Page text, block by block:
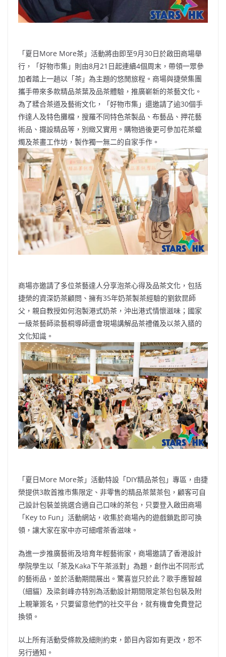
「夏日More More茶」活動將由即至9月30日於啟田商場舉
行，「好物市集」則由8月21日起連續4個周末，帶領一眾參
加者踏上一趟以「茶」為主題的悠閒旅程。商場與捷榮集團
攜手帶來多款精品茶葉及品茶體驗，推廣嶄新的茶藝文化。
為了糅合茶道及藝術文化，「好物市集」還邀請了逾30個手
作達人及特色攤檔，搜羅不同特色茶製品、布藝品、押花藝
術品、擺設精品等，別緻又實用。購物過後更可參加花茶蠟
燭及茶畫工作坊，製作獨一無二的自家手作。
商場亦邀請了多位茶藝達人分享泡茶心得及品茶文化，包括
捷榮的資深奶茶顧問、擁有35年奶茶製茶經驗的劉欽昆師
父，親自教授如何泡製港式奶茶，沖出港式情懷滋味；國家
一級茶藝師梁藝桐導師還會現場講解品茶禮儀及以茶入膳的
文化知識。
「夏日More More茶」活動特設「DIY精品茶包」專區，由捷
榮提供3款首推市集限定、非零售的精品茶葉茶包，顧客可自
己設計包裝並挑選合適自己口味的茶包，只要登入啟田商場
「Key to Fun」活動網站，收集於商場內的遊戲鎖匙即可換
領，讓大家在家中亦可細嚐茶香滋味。
為進一步推廣藝術及培育年輕藝術家，商場邀請了香港設計
學院學生以「茶及Kaka下午茶派對」為題，創作出不同形式
的藝術品，並於活動期間展出。驚喜豈只於此？歌手應智越
（細貓）及梁釗峰亦特別為活動設計期間限定茶包包裝及附
上親筆簽名，只要留意他們的社交平台，就有機會免費登記
換領。
以上所有活動受條款及細則約束，節目內容如有更改，恕不
另行通知。